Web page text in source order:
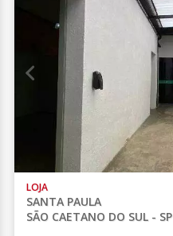
LOJA
SANTA PAULA
SÃO CAETANO DO SUL - SP